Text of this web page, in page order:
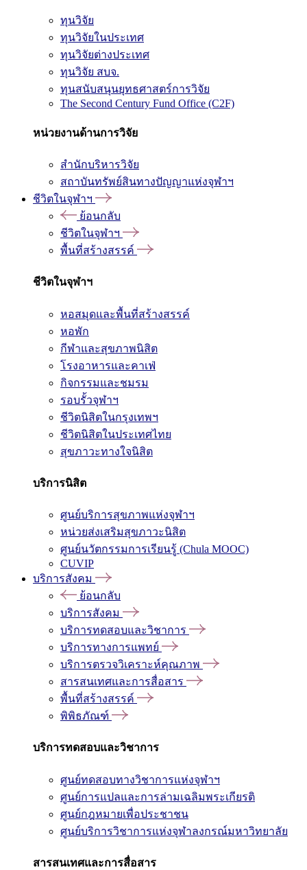
ทุนวิจัย
ทุนวิจัยในประเทศ
ทุนวิจัยต่างประเทศ
ทุนวิจัย สบจ.
ทุนสนับสนุนยุทธศาสตร์การวิจัย
The Second Century Fund Office (C2F)
หน่วยงานด้านการวิจัย
สำนักบริหารวิจัย
สถาบันทรัพย์สินทางปัญญาแห่งจุฬาฯ
ชีวิตในจุฬาฯ
ย้อนกลับ
ชีวิตในจุฬาฯ
พื้นที่สร้างสรรค์
ชีวิตในจุฬาฯ
หอสมุดและพื้นที่สร้างสรรค์
หอพัก
กีฬาและสุขภาพนิสิต
โรงอาหารและคาเฟ่
กิจกรรมและชมรม
รอบรั้วจุฬาฯ
ชีวิตนิสิตในกรุงเทพฯ
ชีวิตนิสิตในประเทศไทย
สุขภาวะทางใจนิสิต
บริการนิสิต
ศูนย์บริการสุขภาพแห่งจุฬาฯ
หน่วยส่งเสริมสุขภาวะนิสิต
ศูนย์นวัตกรรมการเรียนรู้ (Chula MOOC)
CUVIP
บริการสังคม
ย้อนกลับ
บริการสังคม
บริการทดสอบและวิชาการ
บริการทางการแพทย์
บริการตรวจวิเคราะห์คุณภาพ
สารสนเทศและการสื่อสาร
พื้นที่สร้างสรรค์
พิพิธภัณฑ์
บริการทดสอบและวิชาการ
ศูนย์ทดสอบทางวิชาการแห่งจุฬาฯ
ศูนย์การแปลและการล่ามเฉลิมพระเกียรติ
ศูนย์กฎหมายเพื่อประชาชน
ศูนย์บริการวิชาการแห่งจุฬาลงกรณ์มหาวิทยาลัย
สารสนเทศและการสื่อสาร